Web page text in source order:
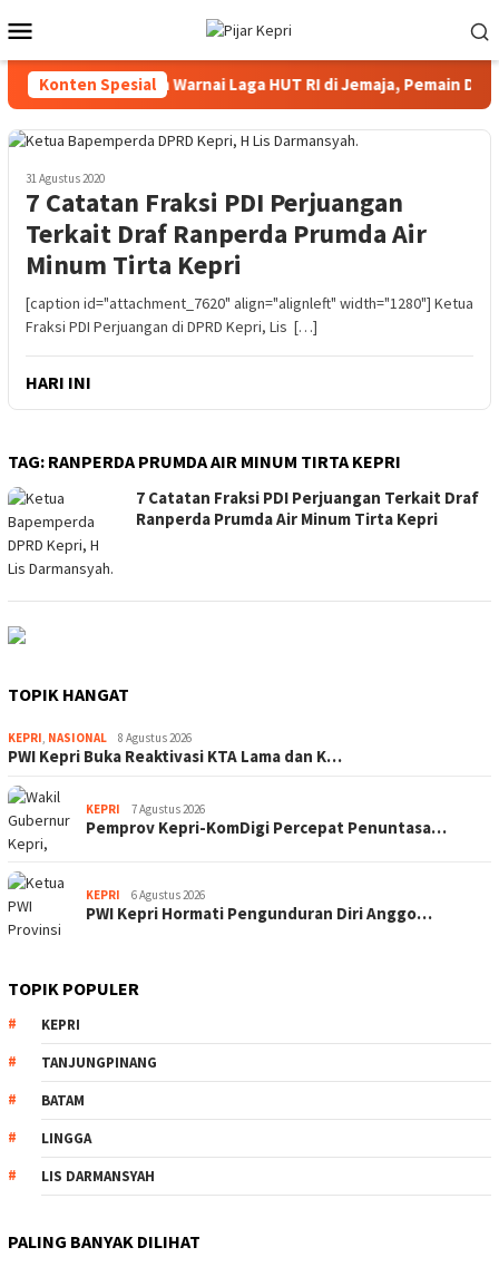
ke
kontenMobile
Konten Spesial
Kericuhan Warnai Laga HUT RI di Jemaja, Pemain
31 Agustus 2020
7 Catatan Fraksi PDI Perjuangan
Terkait Draf Ranperda Prumda Air
Minum Tirta Kepri
[caption id="attachment_7620" align="alignleft" width="1280"] Ketua
Fraksi PDI Perjuangan di DPRD Kepri, Lis […]
HARI INI
TAG: RANPERDA PRUMDA AIR MINUM TIRTA KEPRI
7 Catatan Fraksi PDI Perjuangan Terkait Draf
Ranperda Prumda Air Minum Tirta Kepri
TOPIK HANGAT
KEPRI, NASIONAL 8 Agustus 2026
PWI Kepri Buka Reaktivasi KTA Lama dan K…
KEPRI 7 Agustus 2026
Pemprov Kepri-KomDigi Percepat Penuntasa…
KEPRI 6 Agustus 2026
PWI Kepri Hormati Pengunduran Diri Anggo…
TOPIK POPULER
KEPRI
TANJUNGPINANG
BATAM
LINGGA
LIS DARMANSYAH
PALING BANYAK DILIHAT